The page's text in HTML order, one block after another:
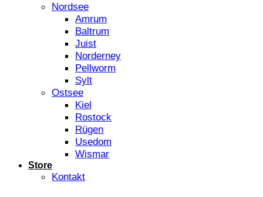
Nordsee
Amrum
Baltrum
Juist
Norderney
Pellworm
Sylt
Ostsee
Kiel
Rostock
Rügen
Usedom
Wismar
Store
Kontakt